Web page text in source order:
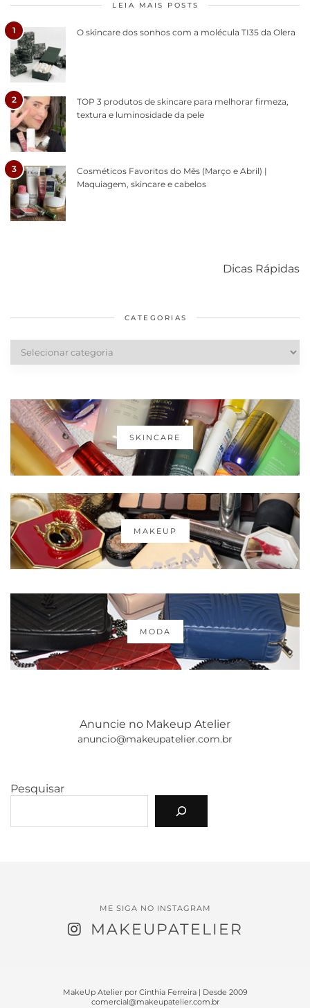
LEIA MAIS POSTS
1 O skincare dos sonhos com a molécula TI35 da Olera
2
TOP 3 produtos de skincare para melhorar firmeza,
textura e luminosidade da pele
3
Cosméticos Favoritos do Mês (Março e Abril) |
Maquiagem, skincare e cabelos
Dicas Rápidas
diários
cabelos
CATEGORIAS
Categorias
SKINCARE
MAKEUP
MODA
Anuncie no Makeup Atelier
anuncio@makeupatelier.com.br
Pesquisar
ME SIGA NO INSTAGRAM
MAKEUPATELIER
MakeUp Atelier por Cinthia Ferreira | Desde 2009
comercial@makeupatelier.com.br